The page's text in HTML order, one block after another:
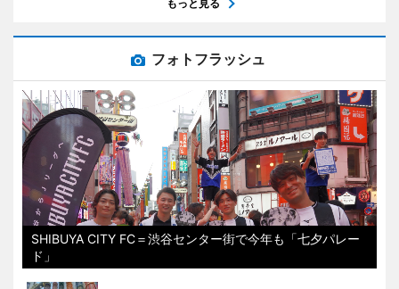
もっと見る
フォトフラッシュ
SHIBUYA CITY FC＝渋谷センター街で今年も「七夕パレー
ド」